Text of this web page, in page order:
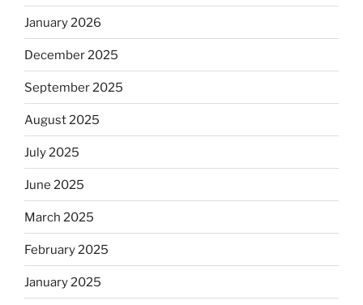
January 2026
December 2025
September 2025
August 2025
July 2025
June 2025
March 2025
February 2025
January 2025